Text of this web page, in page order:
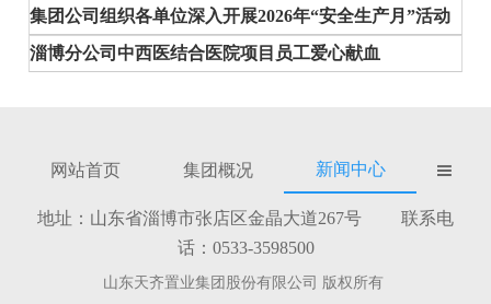
集团公司组织各单位深入开展2026年“安全生产月”活动
淄博分公司中西医结合医院项目员工爱心献血
网站首页 集团概况 新闻中心 
地址：山东省淄博市张店区金晶大道267号 联系电
话：0533-3598500
山东天齐置业集团股份有限公司 版权所有